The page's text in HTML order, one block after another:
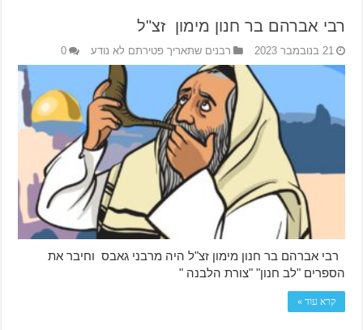
רבי אברהם בר חנון מימון זצ"ל
21 בנובמבר 2023 רבנים שתאריך פטירתם לא נודע 0
רבי אברהם בר חנון מימון זצ"ל היה מרבני גאבס וחיבר את
הספרים "לב חנון" "צורת הלבנה "
קרא עוד »